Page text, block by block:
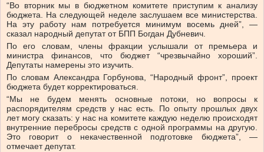
“Во вторник мы в бюджетном комитете приступим к анализу
бюджета. На следующей неделе заслушаем все министерства.
На эту работу нам потребуется минимум восемь дней”, —
сказал народный депутат от БПП Богдан Дубневич.
По его словам, члены фракции услышали от премьера и
министра финансов, что бюджет “чрезвычайно хороший”.
Депутаты намерены это изучить.
По словам Александра Горбунова, “Народный фронт”, проект
бюджета будет корректироваться.
“Мы не будем менять основные потоки, но вопросы к
распорядителям средств у нас есть. По опыту прошлых двух
лет могу сказать: у нас на комитете каждую неделю происходят
внутренние перебросы средств с одной программы на другую.
Это говорит о некачественной подготовке бюджета”, —
отмечает депутат.